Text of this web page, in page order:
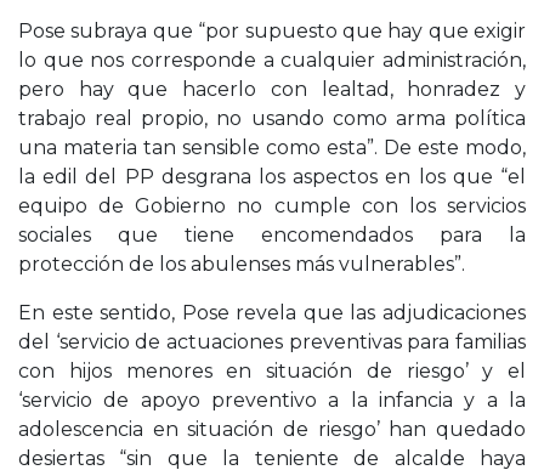
Pose subraya que “por supuesto que hay que exigir
lo que nos corresponde a cualquier administración,
pero hay que hacerlo con lealtad, honradez y
trabajo real propio, no usando como arma política
una materia tan sensible como esta”. De este modo,
la edil del PP desgrana los aspectos en los que “el
equipo de Gobierno no cumple con los servicios
sociales que tiene encomendados para la
protección de los abulenses más vulnerables”.
En este sentido, Pose revela que las adjudicaciones
del ‘servicio de actuaciones preventivas para familias
con hijos menores en situación de riesgo’ y el
‘servicio de apoyo preventivo a la infancia y a la
adolescencia en situación de riesgo’ han quedado
desiertas “sin que la teniente de alcalde haya